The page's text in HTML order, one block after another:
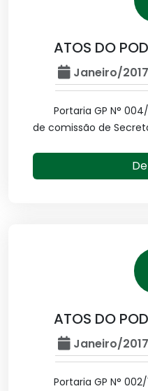
ATOS DO
Janeiro/2017
Portaria GP N°
de comissão de
ATOS DO
Janeiro/2017
Portaria GP N°